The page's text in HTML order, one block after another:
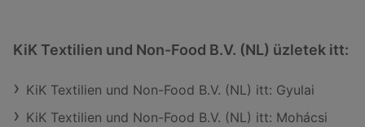
KiK Textilien und Non-Food B.V. (NL) üzletek itt:
KiK Textilien und Non-Food B.V. (NL) itt: Gyulai
KiK Textilien und Non-Food B.V. (NL) itt: Mohácsi